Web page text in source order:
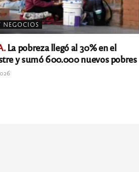
NEGOCIOS
La pobreza llegó al 30% en el
y sumó 600.000 nuevos pobres